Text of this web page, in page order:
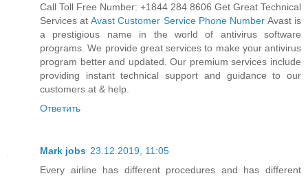
Call Toll Free Number: +1844 284 8606 Get Great Technical
Services at Avast Customer Service Phone Number Avast is
a prestigious name in the world of antivirus software
programs. We provide great services to make your antivirus
program better and updated. Our premium services include
providing instant technical support and guidance to our
customers at & help.
Ответить
Mark jobs 23.12.2019, 11:05
Every airline has different procedures and has different